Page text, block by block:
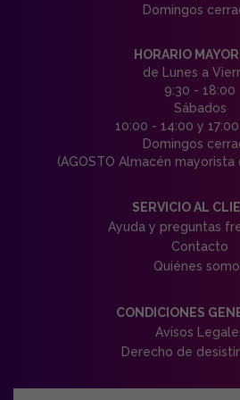
Domingos
HORARIO
de Lunes a
9:30 - 18:00
Sábados
10:00 - 14:00 y
Domingos
(AGOSTO Almacén
SERVICIO AL
Ayuda y preguntas
Contacto
Quiénes
CONDICIONES
Avisos
Derecho de